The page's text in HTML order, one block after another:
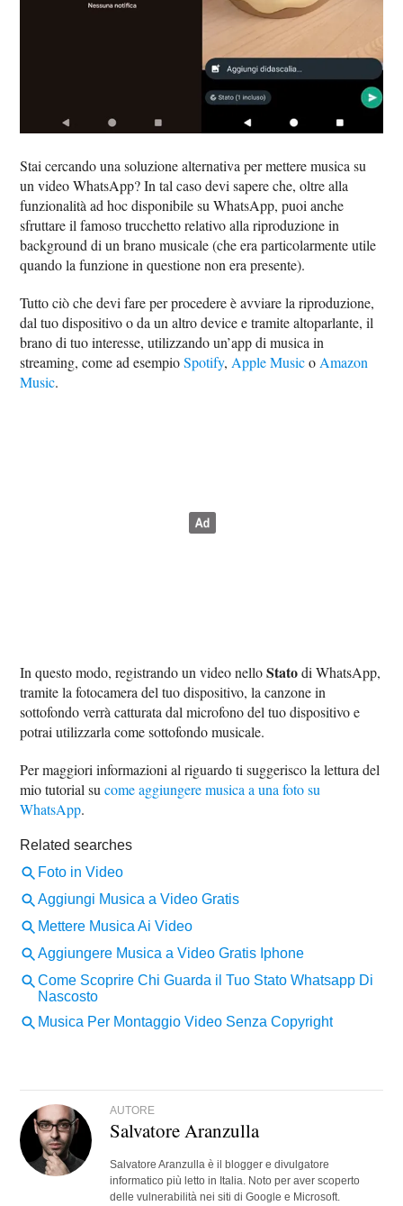
Stai cercando una soluzione alternativa per mettere musica su
un video WhatsApp? In tal caso devi sapere che, oltre alla
funzionalità ad hoc disponibile su WhatsApp, puoi anche
sfruttare il famoso trucchetto relativo alla riproduzione in
background di un brano musicale (che era particolarmente utile
quando la funzione in questione non era presente).
Tutto ciò che devi fare per procedere è avviare la riproduzione,
dal tuo dispositivo o da un altro device e tramite altoparlante, il
brano di tuo interesse, utilizzando un’app di musica in
streaming, come ad esempioSpotify, Apple Musico Amazon
Music.
In questo modo, registrando un video nelloStatodi WhatsApp,
tramite la fotocamera del tuo dispositivo, la canzone in
sottofondo verrà catturata dal microfono del tuo dispositivo e
potrai utilizzarla come sottofondo musicale.
Per maggiori informazioni al riguardo ti suggerisco la lettura del
mio tutorial sucome aggiungere musica a una foto su
WhatsApp.
AUTORE
Salvatore Aranzulla
Salvatore Aranzulla è il blogger e divulgatore
informatico più letto in Italia. Noto per aver scoperto
delle vulnerabilità nei siti di Google e Microsoft.